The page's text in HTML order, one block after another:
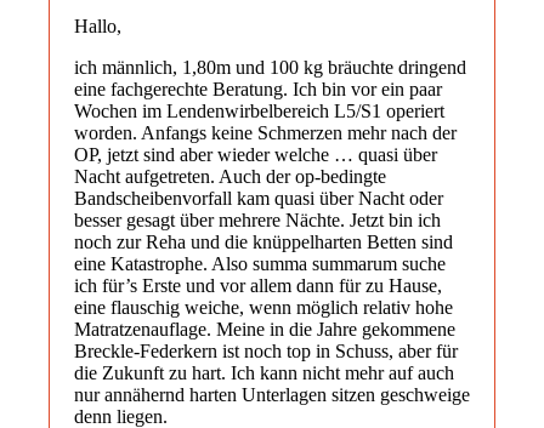
Hallo,
ich männlich, 1,80m und 100 kg bräuchte dringend
eine fachgerechte Beratung. Ich bin vor ein paar
Wochen im Lendenwirbelbereich L5/S1 operiert
worden. Anfangs keine Schmerzen mehr nach der
OP, jetzt sind aber wieder welche … quasi über
Nacht aufgetreten. Auch der op-bedingte
Bandscheibenvorfall kam quasi über Nacht oder
besser gesagt über mehrere Nächte. Jetzt bin ich
noch zur Reha und die knüppelharten Betten sind
eine Katastrophe. Also summa summarum suche
ich für’s Erste und vor allem dann für zu Hause,
eine flauschig weiche, wenn möglich relativ hohe
Matratzenauflage. Meine in die Jahre gekommene
Breckle-Federkern ist noch top in Schuss, aber für
die Zukunft zu hart. Ich kann nicht mehr auf auch
nur annähernd harten Unterlagen sitzen geschweige
denn liegen.